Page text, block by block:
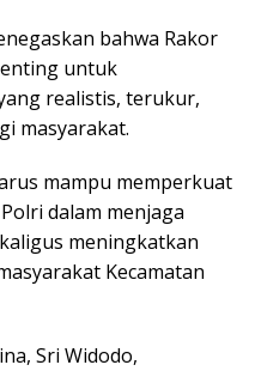
bahwa Rakor
untuk
realistis, terukur,
masyarakat.
mampu memperkuat
dalam menjaga
meningkatkan
Kecamatan
Sri Widodo,